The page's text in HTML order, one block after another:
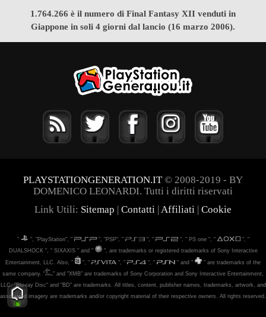
1.764.266 è il numero di Final Fantasy XII venduti in
Giappone in soli 4 giorni dal lancio (16 marzo 2006).
PLAYSTATIONGENERATION.IT© 2008-2019 - BY
DOMENICO LEONARDI. Tutti i diritti riservati
Link Utili: Sitemap | Contatti | Affiliati | Cookie
" ", "PlayStation", " ", "PSP", " ", " ", " PS one ", "
", "
DUALSHOCK ", " SIXAXIS " and "
", are trademarks or registered trademarks of Sony Interactive
Entertainment, LLC. Also, "
", " ", " ", " " and "
" are trademarks of the
same company. "
" and "XMB" are trademarks of Sony Corporation and Sony Interactive Entertainment,
LLC. "Blu-ray Disc" and "BD" are trademarks. All titles, content, publisher names, trademarks, artwork, and
associated imagery are trademarks and/or copyright material of their respective owners. All rights reserved.